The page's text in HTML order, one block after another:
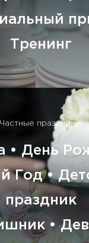
Тренинг
Частные праздники:
• День
Год •
праздник
•